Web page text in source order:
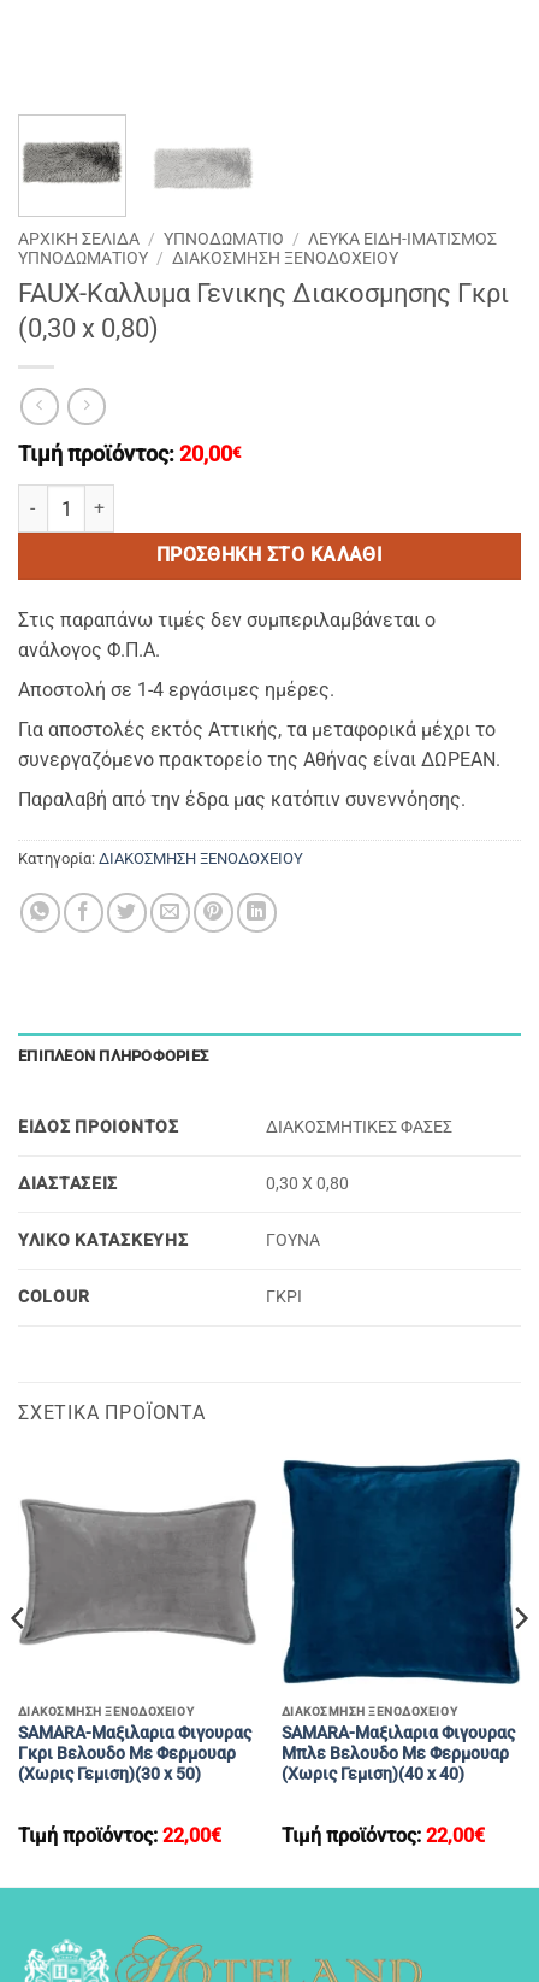
ΑΡΧΙΚΉ ΣΕΛΊΔΑ / ΥΠΝΟΔΩΜΑΤΙΟ / ΛΕΥΚΑ ΕΙΔΗ-ΙΜΑΤΙΣΜΟΣ
ΥΠΝΟΔΩΜΑΤΙΟΥ / ΔΙΑΚΟΣΜΗΣΗ ΞΕΝΟΔΟΧΕΙΟΥ
FAUX-Καλλυμα Γενικης Διακοσμησης Γκρι
(0,30 x 0,80)
Τιμή προϊόντος: 20,00€
FAUX-Καλλυμα Γενικης Διακοσμησης Γκρι (0,30 x 0,80) ποσότητα
ΠΡΟΣΘΉΚΗ ΣΤΟ ΚΑΛΆΘΙ
Στις παραπάνω τιμές δεν συμπεριλαμβάνεται ο
ανάλογος Φ.Π.Α.
Αποστολή σε 1-4 εργάσιμες ημέρες.
Για αποστολές εκτός Αττικής, τα μεταφορικά μέχρι το
συνεργαζόμενο πρακτορείο της Αθήνας είναι ΔΩΡΕΑΝ.
Παραλαβή από την έδρα μας κατόπιν συνεννόησης.
Κατηγορία: ΔΙΑΚΟΣΜΗΣΗ ΞΕΝΟΔΟΧΕΙΟΥ
ΕΠΙΠΛΈΟΝ ΠΛΗΡΟΦΟΡΊΕΣ
ΕΙΔΟΣ ΠΡΟΙΟΝΤΟΣ ΔΙΑΚΟΣΜΗΤΙΚΕΣ ΦΑΣΕΣ
ΔΙΑΣΤΑΣΕΙΣ 0,30 X 0,80
ΥΛΙΚΟ ΚΑΤΑΣΚΕΥΗΣ ΓΟΥΝΑ
COLOUR ΓΚΡΙ
ΣΧΕΤΙΚΆ ΠΡΟΪΌΝΤΑ
ΔΙΑΚΟΣΜΗΣΗ ΞΕΝΟΔΟΧΕΙΟΥ
SAMARA-Μαξιλαρια Φιγουρας
Γκρι Βελουδο Με Φερμουαρ
(Χωρις Γεμιση)(30 x 50)
Τιμή προϊόντος: 22,00€
ΔΙΑΚΟΣΜΗΣΗ ΞΕΝΟΔΟΧΕΙΟΥ
SAMARA-Μαξιλαρια Φιγουρας
Μπλε Βελουδο Με Φερμουαρ
(Χωρις Γεμιση)(40 x 40)
Τιμή προϊόντος: 22,00€